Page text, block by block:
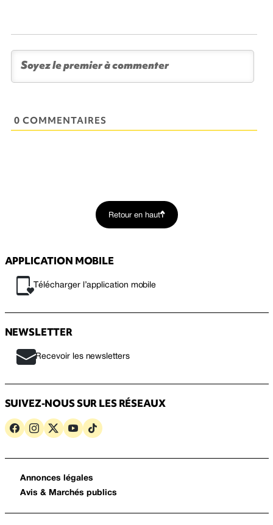
0 COMMENTAIRES
Retour en haut
APPLICATION MOBILE
Télécharger l’application mobile
NEWSLETTER
Recevoir les newsletters
SUIVEZ-NOUS SUR LES RÉSEAUX
Annonces légales
Avis & Marchés publics